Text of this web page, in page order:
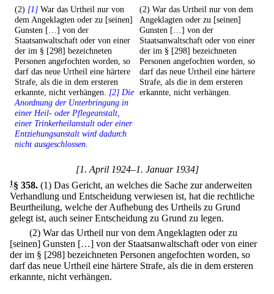
(2) [1] War das Urtheil nur von
dem Angeklagten oder zu [seinen]
Gunsten […] von der
Staatsanwaltschaft oder von einer
der im § [298] bezeichneten
Personen angefochten worden, so
darf das neue Urtheil eine härtere
Strafe, als die in dem ersteren
erkannte, nicht verhängen. [2] Die
Anordnung der Unterbringung in
einer Heil- oder Pflegeanstalt,
einer Trinkerheilanstalt oder einer
Entziehungsanstalt wird dadurch
nicht ausgeschlossen.
(2) War das Urtheil nur von dem
Angeklagten oder zu [seinen]
Gunsten […] von der
Staatsanwaltschaft oder von einer
der im § [298] bezeichneten
Personen angefochten worden, so
darf das neue Urtheil eine härtere
Strafe, als die in dem ersteren
erkannte, nicht verhängen.
[1. April 1924–1. Januar 1934]
1§ 358. (1) Das Gericht, an welches die Sache zur anderweiten
Verhandlung und Entscheidung verwiesen ist, hat die rechtliche
Beurtheilung, welche der Aufhebung des Urtheils zu Grund
gelegt ist, auch seiner Entscheidung zu Grund zu legen.
(2) War das Urtheil nur von dem Angeklagten oder zu
[seinen] Gunsten […] von der Staatsanwaltschaft oder von einer
der im § [298] bezeichneten Personen angefochten worden, so
darf das neue Urtheil eine härtere Strafe, als die in dem ersteren
erkannte, nicht verhängen.